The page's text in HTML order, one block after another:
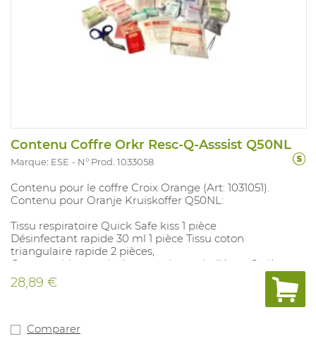
Contenu Coffre Orkr Resc-Q-Asssist Q50NL
Marque: ESE N° Prod. 1033058
Contenu pour le coffre Croix Orange (Art: 1031051).
Contenu pour Oranje Kruiskoffer Q50NL:
Tissu respiratoire Quick Safe kiss 1 pièce
Désinfectant rapide 30 ml 1 pièce Tissu coton
triangulaire rapide 2 pièces,
Gants rapides en vinyle par paire emballés en 2 pièces
Pansement adhésif rapide 2.50 cm x 5 m Premiers
secours 1 rouleau
Pince à épiler rapide Tambour en acier inoxydable 8 cm
28,89 €
Comparer